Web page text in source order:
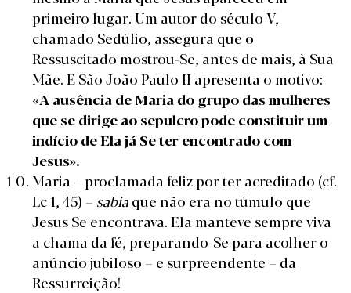
primeiro lugar. Um autor do século V,
chamado Sedúlio, assegura que o
Ressuscitado mostrou-Se, antes de mais, à Sua
Mãe. E São João Paulo II apresenta o motivo:
«A ausência de Maria do grupo das mulheres
que se dirige ao sepulcro pode constituir um
indício de Ela jáSe ter encontrado com
Jesus».
Maria – proclamada feliz por ter acreditado (cf.
Lc 1, 45) – sabiaque não era no túmulo que
Jesus Se encontrava. Ela manteve sempre viva
a chama da fé, preparando-Se para acolher o
anúncio jubiloso – e surpreendente – da
Ressurreição!